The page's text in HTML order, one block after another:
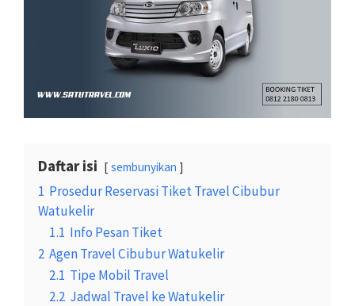
Daftar isi sembunyikan
1 Prosedur Reservasi Tiket Travel Cibubur
Watukelir
1.1 Info Pesan Tiket
2 Agen Travel Cibubur Watukelir
2.1 Tipe Mobil Travel
2.2 Jadwal Travel ke Watukelir